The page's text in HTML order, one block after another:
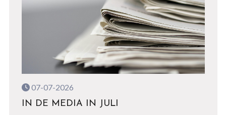
07-07-2026
IN DE MEDIA IN JULI